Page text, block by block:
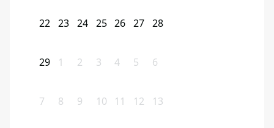
22 23 24 25 26 27 28
29 1 2 3 4 5 6
7 8 9 10 11 12 13